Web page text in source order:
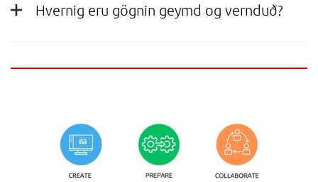
Hvernig eru gögnin geymd og vernduð?